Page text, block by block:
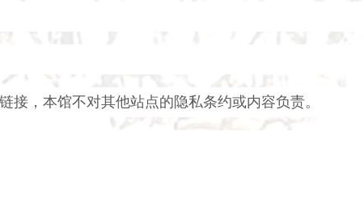
接，本馆不对其他站点的隐私条约或内容负责。